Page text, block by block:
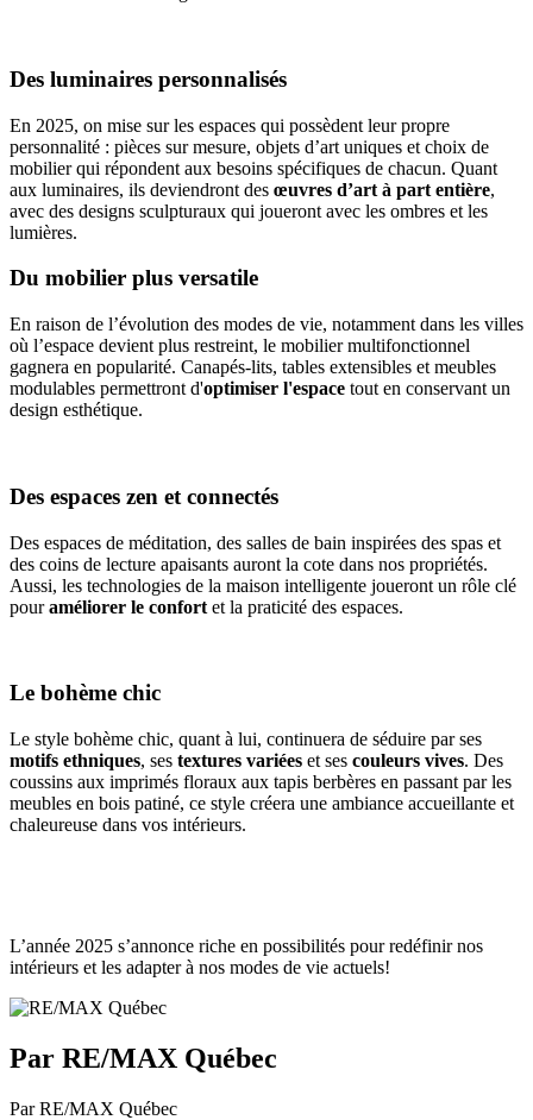
Des luminaires personnalisés
En 2025, on mise sur les espaces qui possèdent leur propre
personnalité : pièces sur mesure, objets d’art uniques et choix de
mobilier qui répondent aux besoins spécifiques de chacun. Quant
aux luminaires, ils deviendront des œuvres d’art à part entière,
avec des designs sculpturaux qui joueront avec les ombres et les
lumières.
Du mobilier plus versatile
En raison de l’évolution des modes de vie, notamment dans les villes
où l’espace devient plus restreint, le mobilier multifonctionnel
gagnera en popularité. Canapés-lits, tables extensibles et meubles
modulables permettront d'optimiser l'espace tout en conservant un
design esthétique.
Des espaces zen et connectés
Des espaces de méditation, des salles de bain inspirées des spas et
des coins de lecture apaisants auront la cote dans nos propriétés.
Aussi, les technologies de la maison intelligente joueront un rôle clé
pouraméliorer le confort et la praticité des espaces.
Le bohème chic
Le style bohème chic, quant à lui, continuera de séduire par ses
motifs ethniques, ses textures variées et ses couleurs vives. Des
coussins aux imprimés floraux aux tapis berbères en passant par les
meubles en bois patiné, ce style créera une ambiance accueillante et
chaleureuse dans vos intérieurs.
L’année 2025 s’annonce riche en possibilités pour redéfinir nos
intérieurs et les adapter à nos modes de vie actuels!
Par RE/MAX Québec
Par RE/MAX Québec